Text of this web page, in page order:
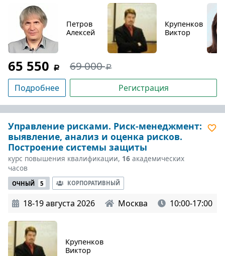
Петров
Алексей
Крупенков
Виктор
65 550 69 000
Подробнее Регистрация
Управление рисками. Риск-менеджмент:
выявление, анализ и оценка рисков.
Построение системы защиты
курс повышения квалификации, 16 академических
часов
ОЧНЫЙ 5 КОРПОРАТИВНЫЙ
18-19 августа 2026 Москва 10:00-17:00
Крупенков
Виктор